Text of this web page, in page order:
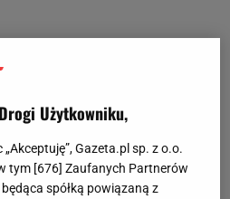
Użytkowniku,
Gazeta.pl sp. z o.o.
tym [676] Zaufanych Partnerów
spółką powiązaną z